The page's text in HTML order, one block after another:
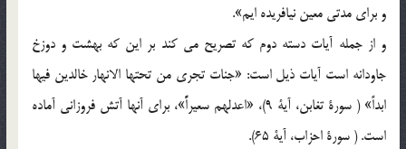
و براي مدتي معين نيافريده ايم».
و از جمله آيات دسته دوم كه تصريح مي كند بر اين كه بهشت و دوزخ
جاودانه است آيات ذيل است: «جنات تجري من تحتها الانهار خالدين فيها
ابداً» ( سورة تغابن، آية 9)، «اعدلهم سعيراًً»، براي آنها آتش فروزاني آماده
است. ( سورة احزاب، آية 65).